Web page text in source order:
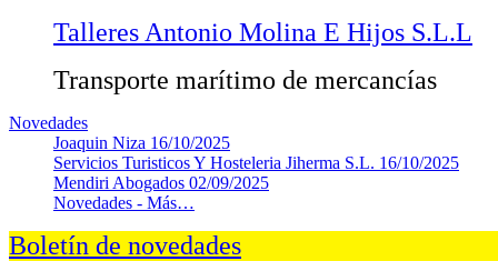
Talleres Antonio Molina E Hijos S.L.L
Transporte marítimo de mercancías
Novedades
Joaquin Niza 16/10/2025
Servicios Turisticos Y Hosteleria Jiherma S.L. 16/10/2025
Mendiri Abogados 02/09/2025
Novedades - Más…
Boletín de novedades